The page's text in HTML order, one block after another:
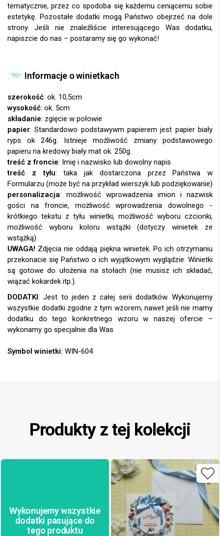
tematycznie, przez co spodoba się każdemu ceniącemu sobie
estetykę. Pozostałe dodatki mogą Państwo obejrzeć na dole
strony. Jeśli nie znaleźliście interesującego Was dodatku,
napiszcie do nas – postaramy się go wykonać!
Informacje o winietkach
szerokość: ok. 10,5cm
wysokość: ok. 5cm
składanie: zgięcie w połowie
papier:
treść z froncie: Imię i nazwisko lub dowolny napis
treść z tyłu: taka jak dostarczona przez Państwa w
Formularzu (może być na przykład wierszyk lub podziękowanie)
personalizacja:
UWAGA!
DODATKI:
Symbol winietki: WIN-604
Produkty z tej kolekcji
Wykonujemy wszystkie
dodatki pasujące do
tego produktu